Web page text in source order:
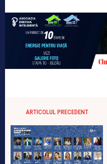
ARTICOLUL PRECEDENT